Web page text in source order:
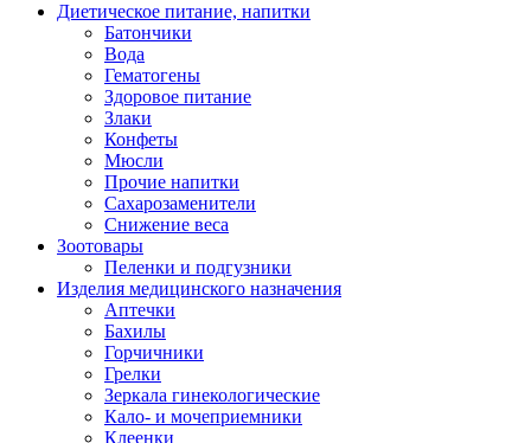
Диетическое питание, напитки
Батончики
Вода
Гематогены
Здоровое питание
Злаки
Конфеты
Мюсли
Прочие напитки
Сахарозаменители
Снижение веса
Зоотовары
Пеленки и подгузники
Изделия медицинского назначения
Аптечки
Бахилы
Горчичники
Грелки
Зеркала гинекологические
Кало- и мочеприемники
Клеенки